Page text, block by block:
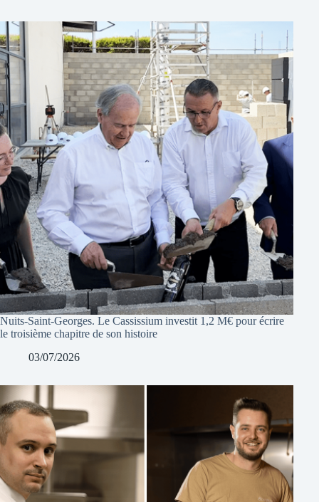
Nuits-Saint-Georges. Le Cassissium investit 1,2 M€ pour écrire
le troisième chapitre de son histoire
03/07/2026